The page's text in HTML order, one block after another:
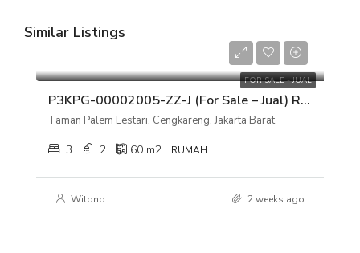
Similar Listings
FOR SALE - JUAL
P3KPG-00002005-ZZ-J (For Sale – Jual) Rumah Taman Palem Lestari, Cengkareng, Jakarta Barat
Taman Palem Lestari, Cengkareng, Jakarta Barat
3 2 60 m2 RUMAH
Witono 2 weeks ago